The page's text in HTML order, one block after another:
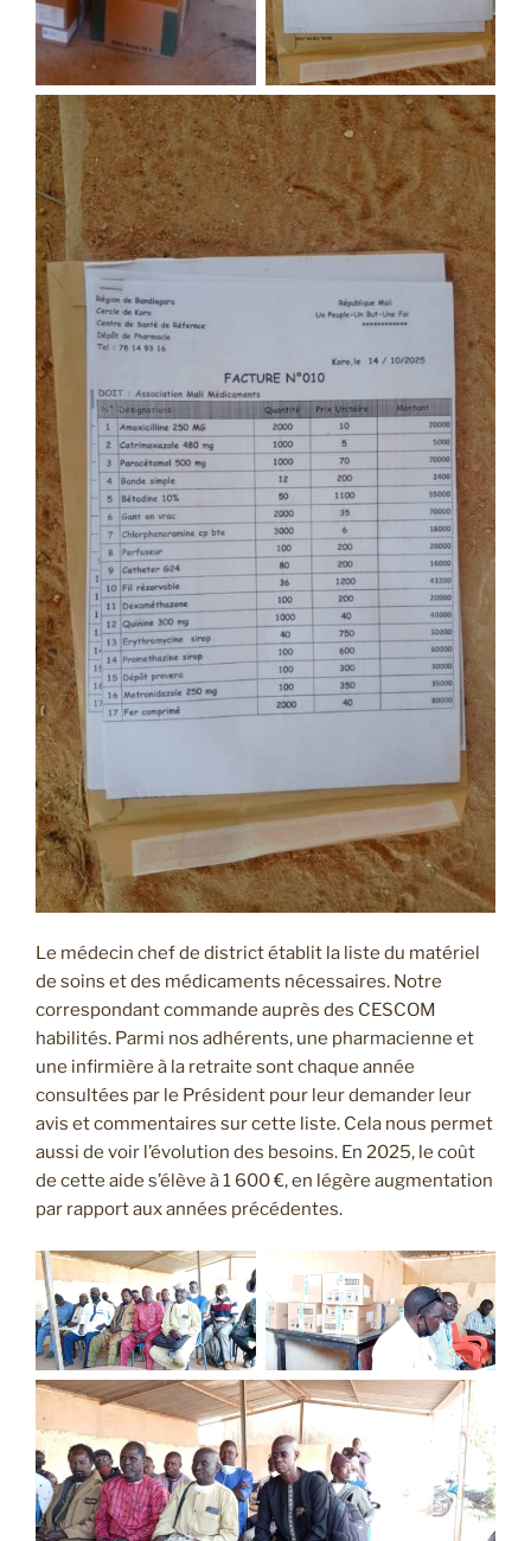
Le médecin chef de district établit la liste du matériel
de soins et des médicaments nécessaires. Notre
correspondant commande auprès des CESCOM
habilités. Parmi nos adhérents, une pharmacienne et
une infirmière à la retraite sont chaque année
consultées par le Président pour leur demander leur
avis et commentaires sur cette liste. Cela nous permet
aussi de voir l’évolution des besoins. En 2025, le coût
de cette aide s’élève à 1 600 €, en légère augmentation
par rapport aux années précédentes.